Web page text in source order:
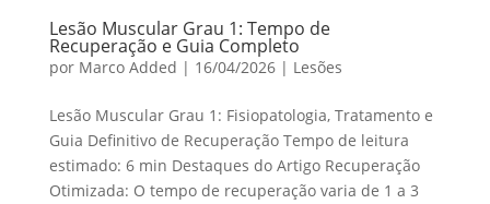
Lesão Muscular Grau 1: Tempo de
Recuperação e Guia Completo
por Marco Added | 16/04/2026| Lesões
Lesão Muscular Grau 1: Fisiopatologia, Tratamento e
Guia Definitivo de Recuperação Tempo de leitura
estimado: 6 min Destaques do Artigo Recuperação
Otimizada: O tempo de recuperação varia de 1 a 3